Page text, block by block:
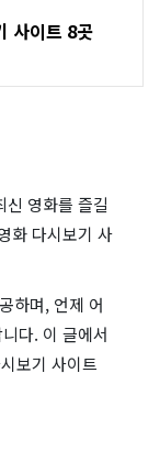
사이트 8곳
신 영화를 즐길
화 다시보기 사
하며, 언제 어
다. 이 글에서
보기 사이트